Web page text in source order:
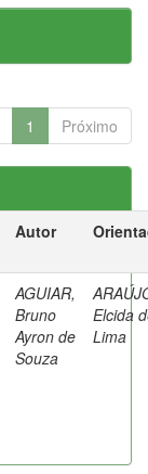
1 Próximo
Autor
AGUIAR,
Bruno
Ayron de
Souza
Elcida
Lima